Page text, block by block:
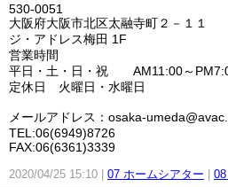
530-0051
大阪府大阪市北区太融寺町２－１１
ジ・アドレス梅田 1F
営業時間
平日・土・日・祝 AM11:00～
定休日 火曜日・水曜日
メールアドレス：osaka-
TEL:06(6949)8726
FAX:06(6361)3339
2020/04/25 15:10 07 ホームシアター